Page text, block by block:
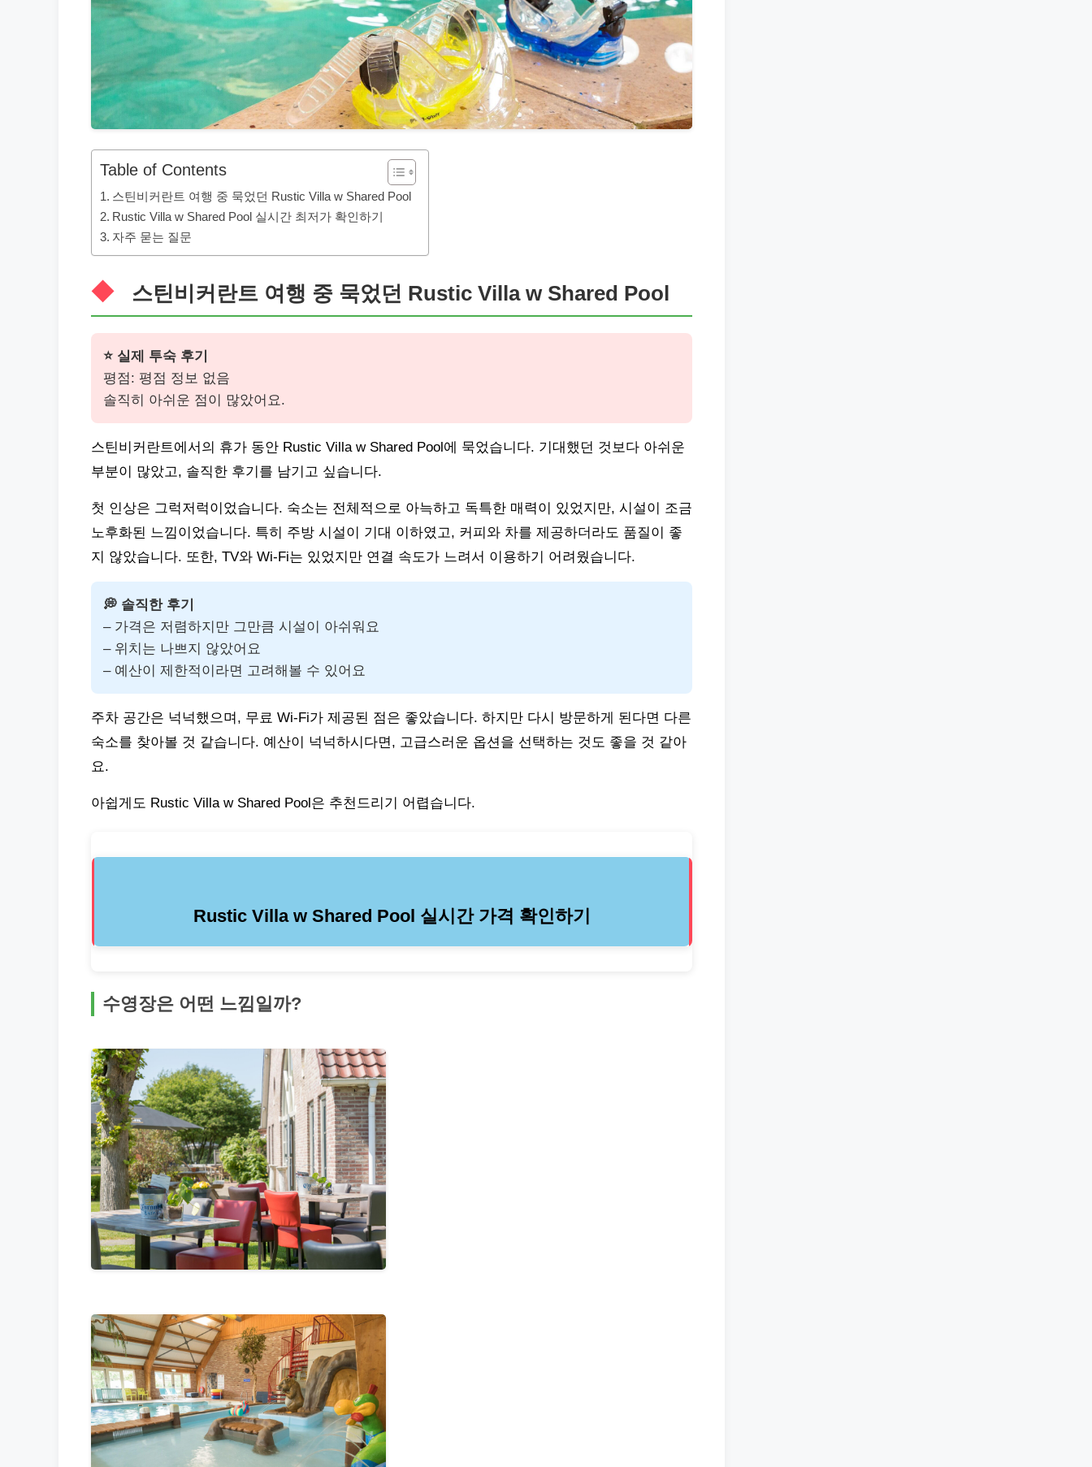
Table of Contents
스틴비커란트 여행 중 묵었던 Rustic Villa w Shared Pool
Rustic Villa w Shared Pool 실시간 최저가 확인하기
자주 묻는 질문
스틴비커란트 여행 중 묵었던 Rustic Villa w Shared Pool
⭐ 실제 투숙 후기
평점: 평점 정보 없음
솔직히 아쉬운 점이 많았어요.
스틴비커란트에서의 휴가 동안 Rustic Villa w Shared Pool에 묵었습니다. 기대했던 것보다 아쉬운
부분이 많았고, 솔직한 후기를 남기고 싶습니다.
첫 인상은 그럭저럭이었습니다. 숙소는 전체적으로 아늑하고 독특한 매력이 있었지만, 시설이 조금
노후화된 느낌이었습니다. 특히 주방 시설이 기대 이하였고, 커피와 차를 제공하더라도 품질이 좋
지 않았습니다. 또한, TV와 Wi-Fi는 있었지만 연결 속도가 느려서 이용하기 어려웠습니다.
💭 솔직한 후기
– 가격은 저렴하지만 그만큼 시설이 아쉬워요
– 위치는 나쁘지 않았어요
– 예산이 제한적이라면 고려해볼 수 있어요
주차 공간은 넉넉했으며, 무료 Wi-Fi가 제공된 점은 좋았습니다. 하지만 다시 방문하게 된다면 다른
숙소를 찾아볼 것 같습니다. 예산이 넉넉하시다면, 고급스러운 옵션을 선택하는 것도 좋을 것 같아
요.
아쉽게도 Rustic Villa w Shared Pool은 추천드리기 어렵습니다.
Rustic Villa w Shared Pool 실시간 가격 확인하기
수영장은 어떤 느낌일까?